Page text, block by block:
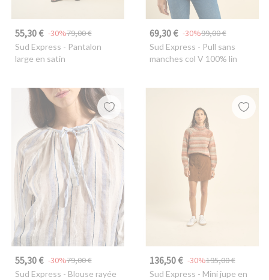
55,30 € 79,00 €
-30%
Sud Express - Pantalon
large en satin
69,30 € 99,00 €
-30%
Sud Express - Pull sans
manches col V 100% lin
55,30 € 79,00 €
-30%
Sud Express - Blouse rayée
136,50 € 195,00 €
-30%
Sud Express - Mini jupe en